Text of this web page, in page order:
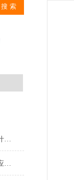
高压介质损耗测试仪的原理是什么？
直流电阻测试仪的产品特征和应用领域